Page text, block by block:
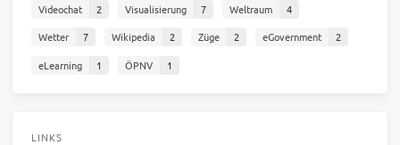
Videochat
2 Visualisierung 7 Weltraum
4
Wetter
7 Wikipedia 2 Züge 2 eGovernment
2
eLearning
1 ÖPNV 1
LINKS